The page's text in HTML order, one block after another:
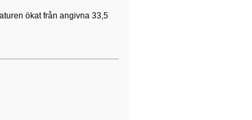
ökat från angivna 33,5